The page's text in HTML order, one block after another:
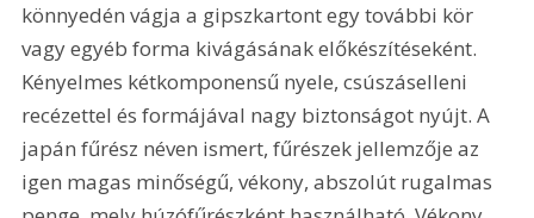
könnyedén vágja a gipszkartont egy további kör
vagy egyéb forma kivágásának előkészítéseként.
Kényelmes kétkomponensű nyele, csúszáselleni
recézettel és formájával nagy biztonságot nyújt. A
japán fűrész néven ismert, fűrészek jellemzője az
igen magas minőségű, vékony, abszolút rugalmas